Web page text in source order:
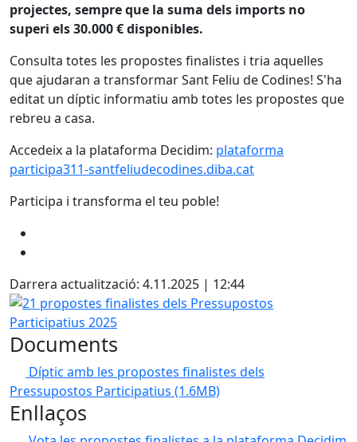
projectes, sempre que la suma dels imports no
superi els 30.000 € disponibles.
Consulta totes les propostes finalistes i tria aquelles
que ajudaran a transformar Sant Feliu de Codines! S'ha
editat un díptic informatiu amb totes les propostes que
rebreu a casa.
Accedeix a la plataforma Decidim: plataforma
participa311-santfeliudecodines.diba.cat
Participa i transforma el teu poble!
Darrera actualització: 4.11.2025 | 12:44
21 propostes finalistes dels Pressupostos Participatius
Documents
Díptic amb les propostes finalistes dels
Pressupostos Participatius (1.6MB)
Enllaços